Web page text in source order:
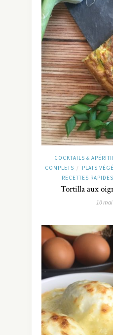
COCKTAILS &
COMPLETS / PLATS
RECETTES RAPIDES
Tortilla aux
10